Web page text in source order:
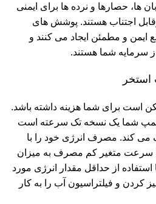
ها، حصارها و نرده ها برای ایمنی
اجتناب هستند. پوشش های
ایمن و مطمئن ایجاد می کنند و
سرمایه شما هستند.
استخر
است برای شما هزینه داشته باشد.
پمپ شما یک نسخه تک سرعته است
کند. مصرف انرژی خود را با
سرعت متغیر کم مصرف به میزان
از حداقل مقدار انرژی مورد
کردن و فیلتراسیون آب را به کار